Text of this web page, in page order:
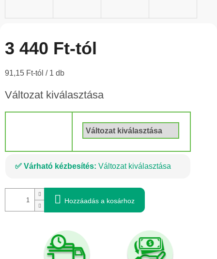
3 440 Ft-tól
Egységár:
91,15 Ft-tól / 1 db
Változat kiválasztása
Várható kézbesítés: Változat kiválasztása
Hozzáadás a kosárhoz